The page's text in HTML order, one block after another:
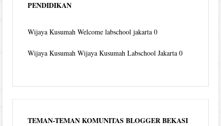
PENDIDIKAN
Wijaya Kusumah Welcome labschool jakarta 0
Wijaya Kusumah Wijaya Kusumah Labschool Jakarta 0
TEMAN-TEMAN KOMUNITAS BLOGGER BEKASI